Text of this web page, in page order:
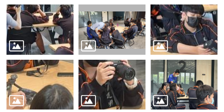
主
題
專
便
民
服
務
公